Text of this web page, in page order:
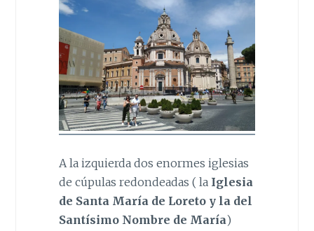
A la izquierda dos enormes iglesias
de cúpulas redondeadas ( la Iglesia
de Santa María de Loreto y la del
Santísimo Nombre de María)